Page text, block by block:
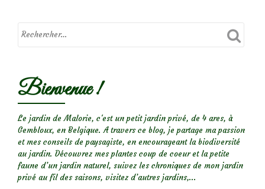
pour
le
chionanthus,
Arbre
de
neige
Bienvenue !
Le jardin de Malorie, c'est un petit jardin privé, de 4 ares, à
Gembloux, en Belgique. A travers ce blog, je partage ma passion
et mes conseils de paysagiste, en encourageant la biodiversité
au jardin. Découvrez mes plantes coup de coeur et la petite
faune d’un jardin naturel, suivez les chroniques de mon jardin
privé au fil des saisons, visitez d’autres jardins,...